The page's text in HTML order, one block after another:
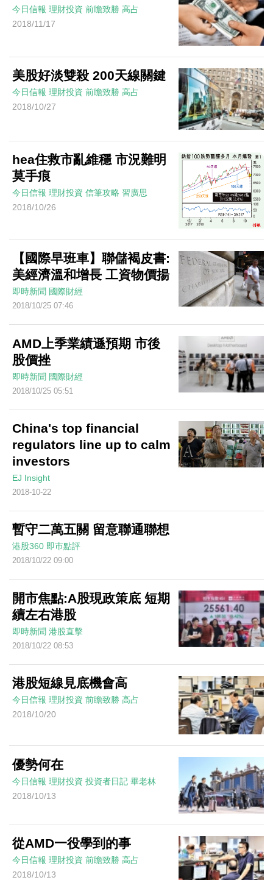
今日信報 理財投資 前瞻致勝 高占
2018/11/17
美股好淡雙殺 200天線關鍵
今日信報 理財投資 前瞻致勝 高占
2018/10/27
hea住救市亂維穩 市況難明
莫手痕
今日信報 理財投資 信筆攻略 習廣思
2018/10/26
【國際早班車】聯儲褐皮書:
美經濟溫和增長 工資物價揚
即時新聞 國際財經
2018/10/25 07:46
AMD上季業績遜預期 市後
股價挫
即時新聞 國際財經
2018/10/25 05:51
China's top financial
regulators line up to calm
investors
EJ Insight
2018-10-22
暫守二萬五關 留意聯通聯想
港股360 即巿點評
2018/10/22 09:00
開市焦點:A股現政策底 短期
續左右港股
即時新聞 港股直擊
2018/10/22 08:53
港股短線見底機會高
今日信報 理財投資 前瞻致勝 高占
2018/10/20
優勢何在
今日信報 理財投資 投資者日記 畢老林
2018/10/13
從AMD一役學到的事
今日信報 理財投資 前瞻致勝 高占
2018/10/13